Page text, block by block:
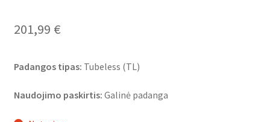
201,99 €
Padangos tipas: Tubeless (TL)
Naudojimo paskirtis: Galinė padanga